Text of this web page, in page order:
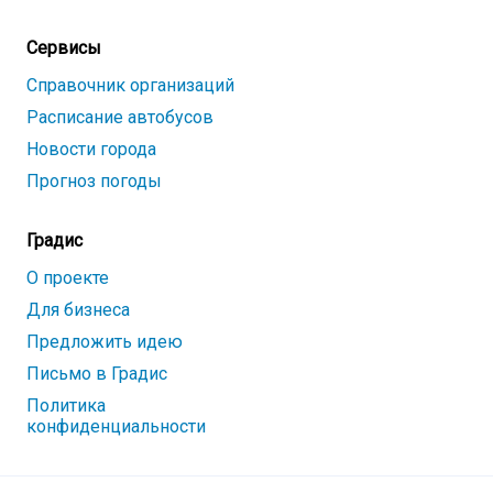
Сервисы
Справочник организаций
Расписание автобусов
Новости города
Прогноз погоды
Градис
О проекте
Для бизнеса
Предложить идею
Письмо в Градис
Политика
конфиденциальности